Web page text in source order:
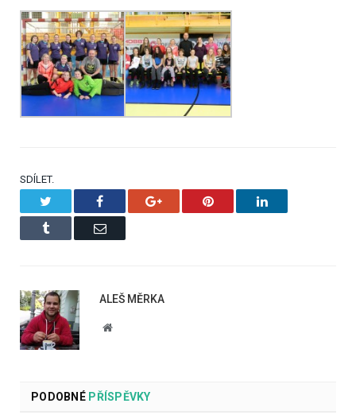
SDÍLET.
Facebook Google+ Pinterest LinkedIn
Tumblr Email
ALEŠ MĚRKA
Website
PODOBNÉPŘÍSPĚVKY